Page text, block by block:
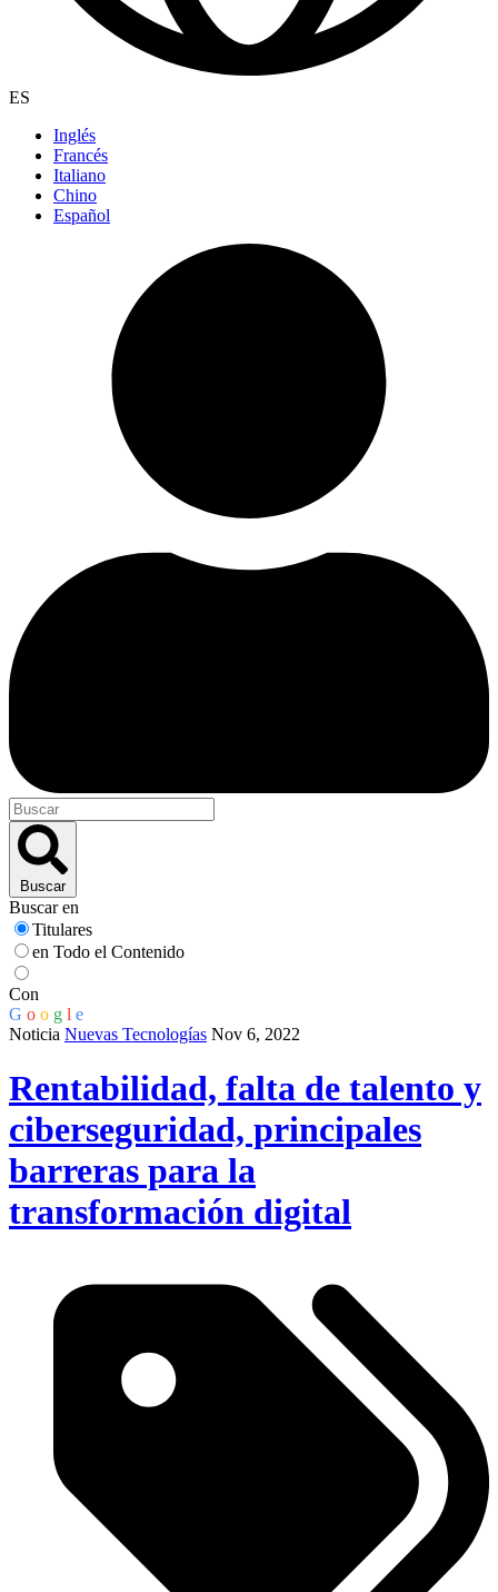
ES
Inglés
Francés
Italiano
Chino
Español
Buscar
Buscar en
Titulares
en Todo el Contenido
Con
G o o g l e
Noticia Nuevas Tecnologías Nov 6, 2022
Rentabilidad, falta de talento y
ciberseguridad, principales
barreras para la
transformación digital